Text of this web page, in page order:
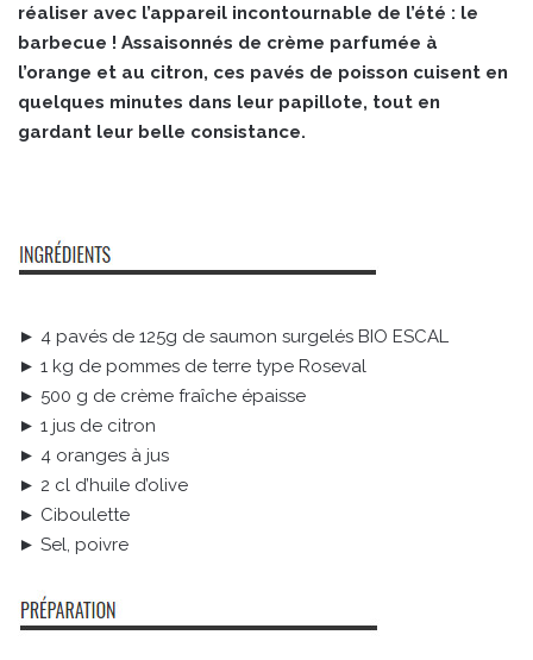
réaliser avec l’appareil incontournable de l’été : le
barbecue ! Assaisonnés de crème parfumée à
l’orange et au citron, ces pavés de poisson cuisent en
quelques minutes dans leur papillote, tout en
gardant leur belle consistance.
► 4 pavés de 125g de saumon surgelés BIO ESCAL
► 1 kg de pommes de terre type Roseval
► 500 g de crème fraîche épaisse
► 1 jus de citron
► 4 oranges à jus
► 2 cl d’huile d’olive
► Ciboulette
► Sel, poivre